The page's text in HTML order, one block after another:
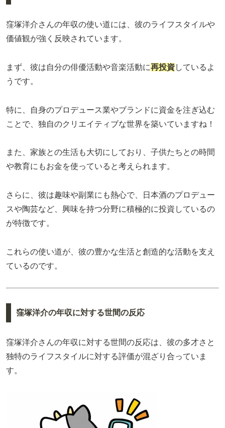
窪塚洋介さんの年収の使い道には、彼のライフスタイルや
価値観が強く反映されています。
まず、彼は自分の俳優活動や音楽活動に再投資しているよ
うです。
特に、自身のプロデュース業やブランドに資金を注ぎ込む
ことで、独自のクリエイティブな世界を築いていますね！
また、家族との生活も大切にしており、子供たちとの時間
や教育にもお金を使っていると考えられます。
さらに、彼は趣味や副業にも熱心で、日本酒のプロデュー
スや陶芸など、興味を持つ分野に積極的に投資しているの
が特徴です。
これらの使い道が、彼の豊かな生活と創造的な活動を支え
ているのです。
窪塚洋介の年収に対する世間の反応
窪塚洋介さんの年収に対する世間の反応は、彼の多才さと
独特のライフスタイルに対する評価が混ざり合っていま
す。